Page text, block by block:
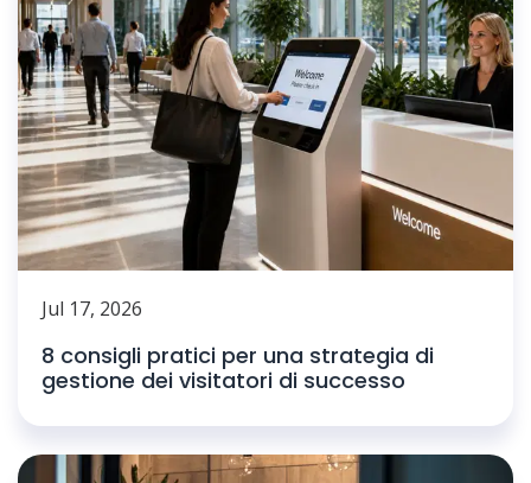
Jul 17, 2026
8 consigli pratici per una strategia di
gestione dei visitatori di successo